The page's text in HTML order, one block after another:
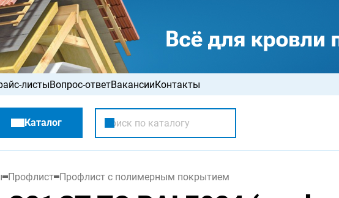
листыВопрос-ответВакансииКонтакты
Каталог
Профлист Профлист с полимерным покрытием